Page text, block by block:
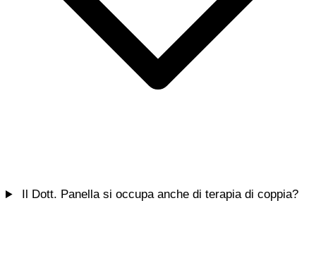
Il Dott. Panella si occupa anche di terapia di coppia?